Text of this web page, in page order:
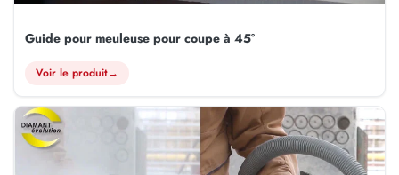
Guide pour meuleuse pour coupe à 45°
Voir le produit→